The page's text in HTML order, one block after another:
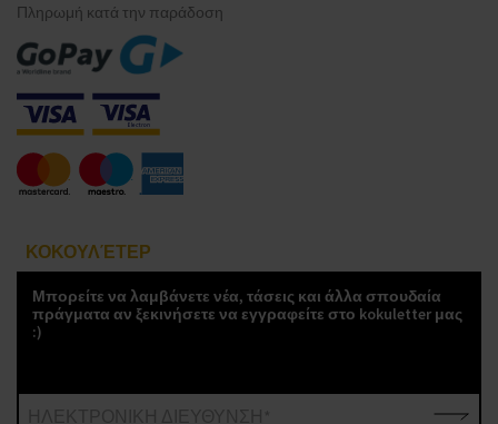
Πληρωμή κατά την παράδοση
ΚΟΚΟΥΛΈΤΕΡ
Μπορείτε να λαμβάνετε νέα, τάσεις και άλλα σπουδαία
πράγματα αν ξεκινήσετε να εγγραφείτε στο kokuletter μας
:)